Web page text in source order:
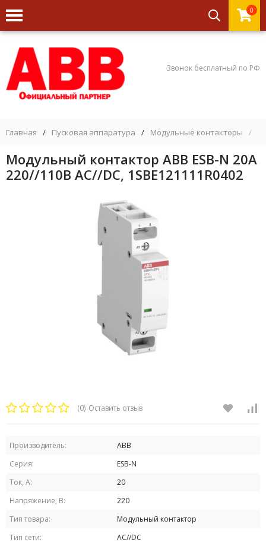
0
Звонок бесплатный по РФ
Главная / Пусковая аппаратура / Модульные контакторы /
Модульный контактор ABB ESB-N 20А
220//110В AC//DC, 1SBE121111R0402
(0) Оставить отзыв
Производитель:
ABB
Серия:
ESB-N
Ток, А:
20
Напряжение, В:
220
Тип товара:
Модульный контактор
Тип сети:
AC//DC